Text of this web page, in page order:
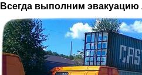
Всегда выполним